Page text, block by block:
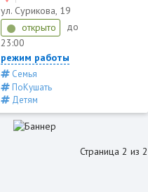
ул. Сурикова, 19
открыто
до
23:00
режим работы
Семья
ПоКушать
Детям
Страница 2 из 2